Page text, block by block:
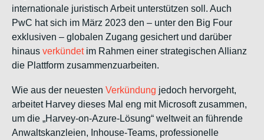
internationale juristisch Arbeit unterstützen soll. Auch
PwC hat sich im März 2023 den – unter den Big Four
exklusiven – globalen Zugang gesichert und darüber
hinaus verkündetim Rahmen einer strategischen Allianz
die Plattform zusammenzuarbeiten.
Wie aus der neuesten Verkündung jedoch hervorgeht,
arbeitet Harvey dieses Mal eng mit Microsoft zusammen,
um die „Harvey-on-Azure-Lösung“ weltweit an führende
Anwaltskanzleien, Inhouse-Teams, professionelle